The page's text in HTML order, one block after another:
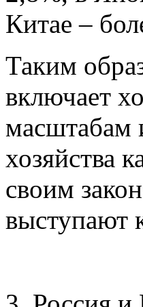
Китае –
Таким
включает
масштабам
хозяйства
своим
выступают